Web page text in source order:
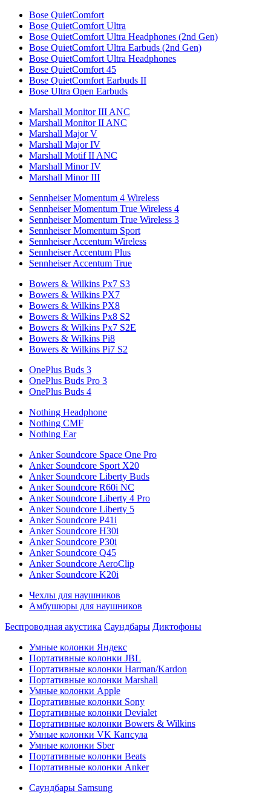
Bose QuietComfort
Bose QuietComfort Ultra
Bose QuietComfort Ultra Headphones (2nd Gen)
Bose QuietComfort Ultra Earbuds (2nd Gen)
Bose QuietComfort Ultra Headphones
Bose QuietComfort 45
Bose QuietComfort Earbuds II
Bose Ultra Open Earbuds
Marshall Monitor III ANC
Marshall Monitor II ANC
Marshall Major V
Marshall Major IV
Marshall Motif II ANC
Marshall Minor IV
Marshall Minor III
Sennheiser Momentum 4 Wireless
Sennheiser Momentum True Wireless 4
Sennheiser Momentum True Wireless 3
Sennheiser Momentum Sport
Sennheiser Accentum Wireless
Sennheiser Accentum Plus
Sennheiser Accentum True
Bowers & Wilkins Px7 S3
Bowers & Wilkins PX7
Bowers & Wilkins PX8
Bowers & Wilkins Px8 S2
Bowers & Wilkins Px7 S2E
Bowers & Wilkins Pi8
Bowers & Wilkins Pi7 S2
OnePlus Buds 3
OnePlus Buds Pro 3
OnePlus Buds 4
Nothing Headphone
Nothing CMF
Nothing Ear
Anker Soundcore Space One Pro
Anker Soundcore Sport X20
Anker Soundcore Liberty Buds
Anker Soundcore R60i NC
Anker Soundcore Liberty 4 Pro
Anker Soundcore Liberty 5
Anker Soundcore P41i
Anker Soundcore H30i
Anker Soundcore P30i
Anker Soundcore Q45
Anker Soundcore AeroClip
Anker Soundcore K20i
Чехлы для наушников
Амбушюры для наушников
Беспроводная акустика Саундбары Диктофоны
Умные колонки Яндекс
Портативные колонки JBL
Портативные колонки Harman/Kardon
Портативные колонки Marshall
Умные колонки Apple
Портативные колонки Sony
Портативные колонки Devialet
Портативные колонки Bowers & Wilkins
Умные колонки VK Капсула
Умные колонки Sber
Портативные колонки Beats
Портативные колонки Anker
Саундбары Samsung